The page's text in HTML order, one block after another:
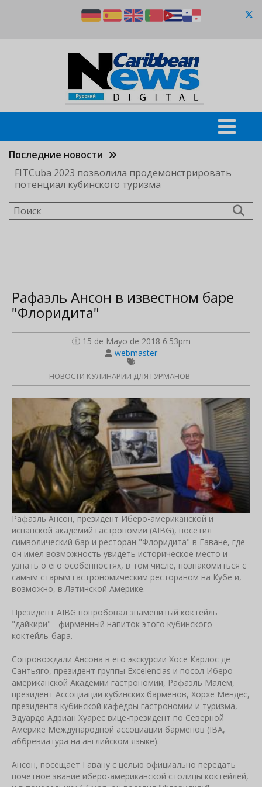
Последние новости
FITCuba 2023 позволила продемонстрировать
потенциал кубинского туризма
Поиск
Рафаэль Ансон в известном баре
"Флоридита"
15 de Mayo de 2018 6:53pm
webmaster
НОВОСТИ КУЛИНАРИИ ДЛЯ ГУРМАНОВ
Рафаэль Ансон, президент Иберо-американской и
испанской академий гастрономии (AIBG), посетил
символический бар и ресторан "Флоридита" в Гаване, где
он имел возможность увидеть историческое место и
узнать о его особенностях, в том числе, познакомиться с
самым старым гастрономическим рестораном на Кубе и,
возможно, в Латинской Америке.
Президент AIBG попробовал знаменитый коктейль
"дайкири" - фирменный напиток этого кубинского
коктейль-бара.
Сопровождали Ансона в его экскурсии Хосе Карлос де
Сантьяго, президент группы Excelencias и посол Иберо-
американской Академии гастрономии, Рафаэль Малем,
президент Ассоциации кубинских барменов, Хорхе Мендес,
президента кубинской кафедры гастрономии и туризма,
Эдуардо Адриан Хуарес вице-президент по Северной
Америке Международной ассоциации барменов (IBA,
аббревиатура на английском языке).
Ансон, посещает Гавану с целью официально передать
почетное звание иберо-американской столицы коктейлей,